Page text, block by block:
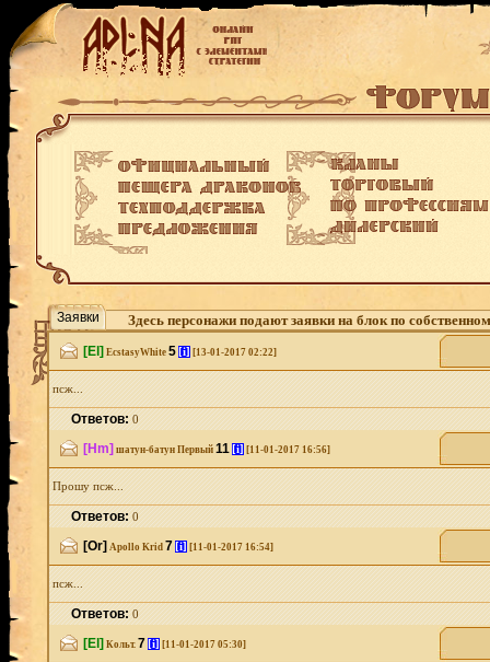
Заявки Здесь персонажи подают заявки на блок по
[El] EcstasyWhite 5 [i] [13-01-2017 02:22]
псж...
Ответов:0
[Hm] шатун-батун Первый 11 [i] [11-01-2017 16:56]
Прошу псж...
Ответов:0
[Or] Apollo Krid 7 [i] [11-01-2017 16:54]
псж...
Ответов:0
[El] Кольт. 7 [i] [11-01-2017 05:30]